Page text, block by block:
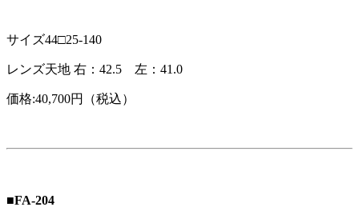
サイズ44□25-140
レンズ天地 右：42.5 左：41.0
価格:40,700円（税込）
■FA-204